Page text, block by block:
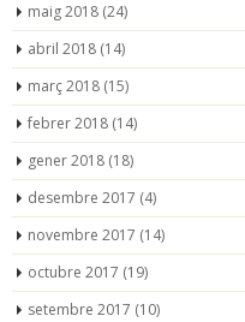
maig 2018 (24)
abril 2018 (14)
març 2018 (15)
febrer 2018 (14)
gener 2018 (18)
desembre 2017 (4)
novembre 2017 (14)
octubre 2017 (19)
setembre 2017 (10)